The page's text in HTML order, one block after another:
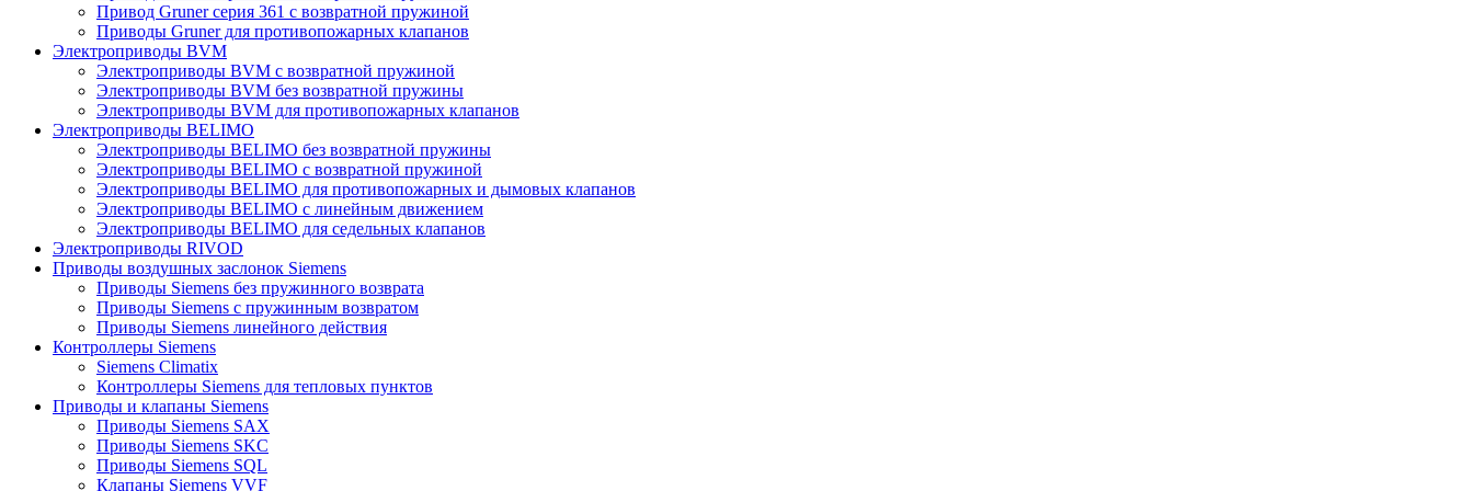
Привод Gruner серия 361 с возвратной пружиной
Приводы Gruner для противопожарных клапанов
Электроприводы BVM
Электроприводы BVM с возвратной пружиной
Электроприводы BVM без возвратной пружины
Электроприводы BVM для противопожарных клапанов
Электроприводы BELIMO
Электроприводы BELIMO без возвратной пружины
Электроприводы BELIMO с возвратной пружиной
Электроприводы BELIMO для противопожарных и дымовых клапанов
Электроприводы BELIMO с линейным движением
Электроприводы BELIMO для седельных клапанов
Электроприводы RIVOD
Приводы воздушных заслонок Siemens
Приводы Siemens без пружинного возврата
Приводы Siemens с пружинным возвратом
Приводы Siemens линейного действия
Контроллеры Siemens
Siemens Climatix
Контроллеры Siemens для тепловых пунктов
Приводы и клапаны Siemens
Приводы Siemens SAX
Приводы Siemens SKC
Приводы Siemens SQL
Клапаны Siemens VVF